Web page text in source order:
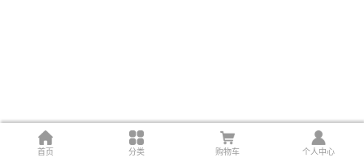
首页 分类 购物车 个人中心